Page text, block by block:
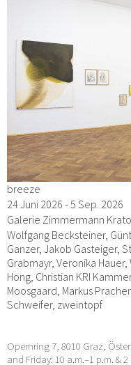
breeze
24 Juni 2026 - 5 Sep. 2026
Galerie Zimmermann
Wolfgang Becksteiner,
Ganzer, Jakob Gasteiger,
Grabmayr, Veronika
Hong, Christian KRI
Moosgaard, Markus
Schweifer, zweintopf
Opernring 7, 8010 Graz,
and Friday: 10 a.m.–1 p.m. &